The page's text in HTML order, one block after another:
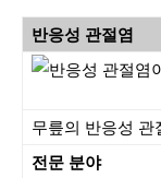
반응성 관절염
무릎의 반응성 관
전문 분야